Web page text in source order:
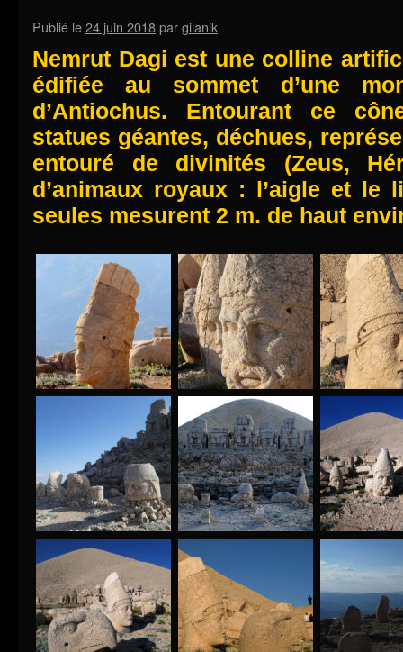
Publié le24 juin 2018pargilanik
Nemrut Dagi est une colline
édifiée au sommet d’une
d’Antiochus. Entourant ce
statues géantes, déchues,
entouré de divinités (Zeus,
d’animaux royaux : l’aigle et le
seules mesurent 2 m. de haut